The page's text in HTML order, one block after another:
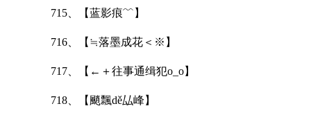
715、【蓝影痕﹌】
716、【≒落墨成花＜※】
717、【←＋往事通缉犯o_o】
718、【颵飄dě厸峰】